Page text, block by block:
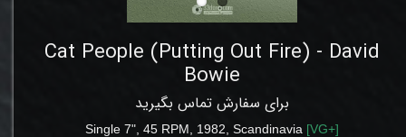
Cat People (Putting Out Fire) - David
Bowie
برای سفارش تماس بگیرید
Single 7", 45 RPM, 1982, Scandinavia [VG+]